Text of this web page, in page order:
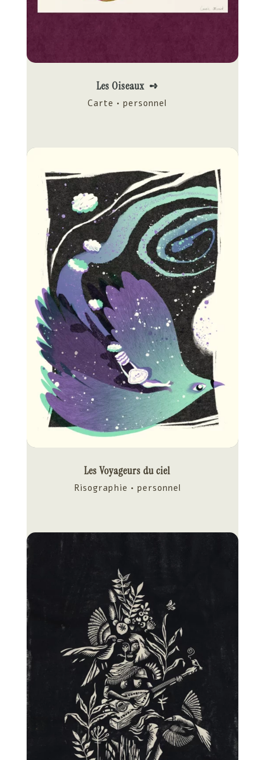
Les Oiseaux ➺
Carte • personnel
Les Voyageurs du ciel
Risographie • personnel